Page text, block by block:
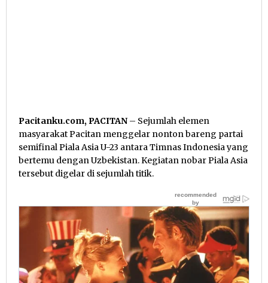
Pacitanku.com, PACITAN – Sejumlah elemen
masyarakat Pacitan menggelar nonton bareng partai
semifinal Piala Asia U-23 antara Timnas Indonesia yang
bertemu dengan Uzbekistan. Kegiatan nobar Piala Asia
tersebut digelar di sejumlah titik.